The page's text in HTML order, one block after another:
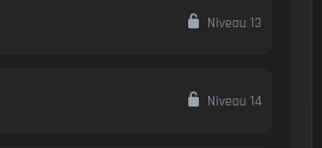
Niveau 13
Niveau 14